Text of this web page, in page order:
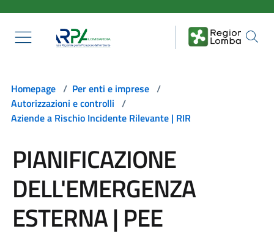
Homepage / Per enti e imprese /
Autorizzazioni e controlli /
Aziende a Rischio Incidente Rilevante | RIR
PIANIFICAZIONE
DELL'EMERGENZA
ESTERNA | PEE